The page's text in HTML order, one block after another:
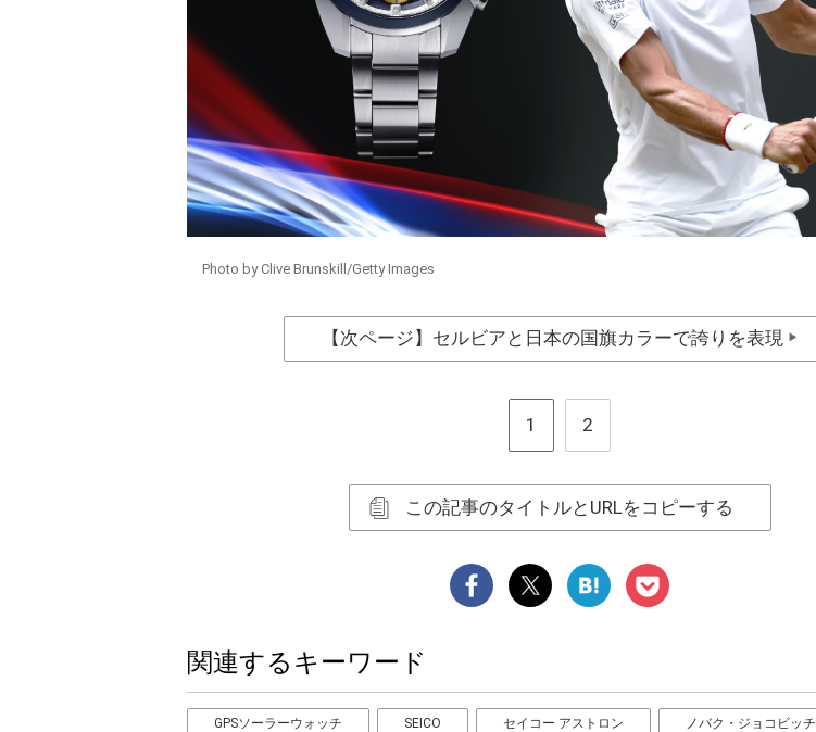
Photo by Clive Brunskill/Getty Images
【次ページ】セルビアと日本の国旗カラーで誇りを表現 ▶
1 2
この記事のタイトルとURLをコピーする
関連するキーワード
GPSソーラーウォッチ SEICO セイコー アストロン ノバク・ジョコビッチ